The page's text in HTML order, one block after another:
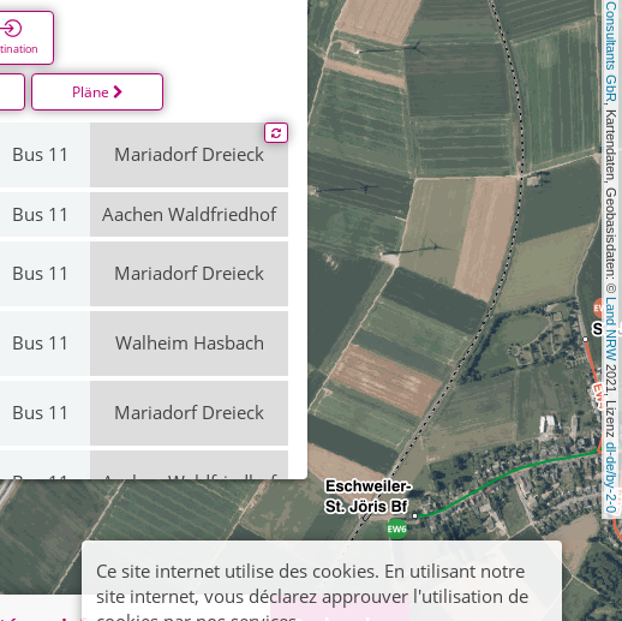
, Kartendaten, Geobasisdaten: ©
Land NRW
2021, Lizenz
dl-de/by-2-0
Pläne
Bus 11 Mariadorf Dreieck
Bus 11 Aachen Waldfriedhof
Bus 11 Mariadorf Dreieck
Bus 11 Walheim Hasbach
Bus 11 Mariadorf Dreieck
Bus 11 Aachen Waldfriedhof
Bus 11
Ce site internet utilise des cookies. En utilisant notre
site internet, vous déclarez approuver l'utilisation de